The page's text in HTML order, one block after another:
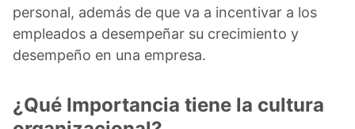
personal, además de que va a incentivar a los
empleados a desempeñar su crecimiento y
desempeño en una empresa.
¿Qué Importancia tiene la cultura